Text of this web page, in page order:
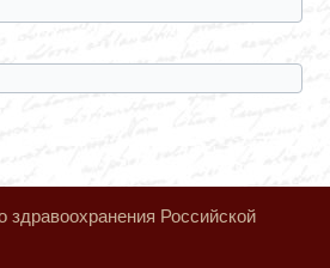
здравоохранения Российской